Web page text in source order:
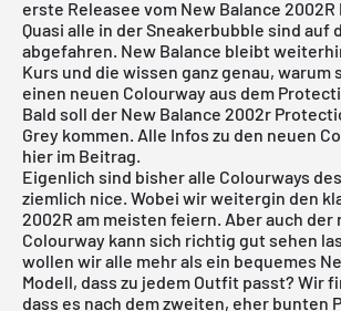
erste Releasee vom New Balance
Quasi alle in der Sneakerbubble sind auf
abgefahren. New Balance bleibt
Kurs und die wissen ganz genau, warum
einen neuen Colourway aus dem
Bald soll der New Balance 2002r
Grey kommen. Alle Infos zu den neuen
hier im Beitrag.
Eigenlich sind bisher alle Colourways
ziemlich nice. Wobei wir weitergin den
2002R am meisten feiern. Aber auch der
Colourway kann sich richtig gut sehen
wollen wir alle mehr als ein bequemes
Modell, dass zu jedem Outfit passt? Wir
dass es nach dem zweiten, eher bunten